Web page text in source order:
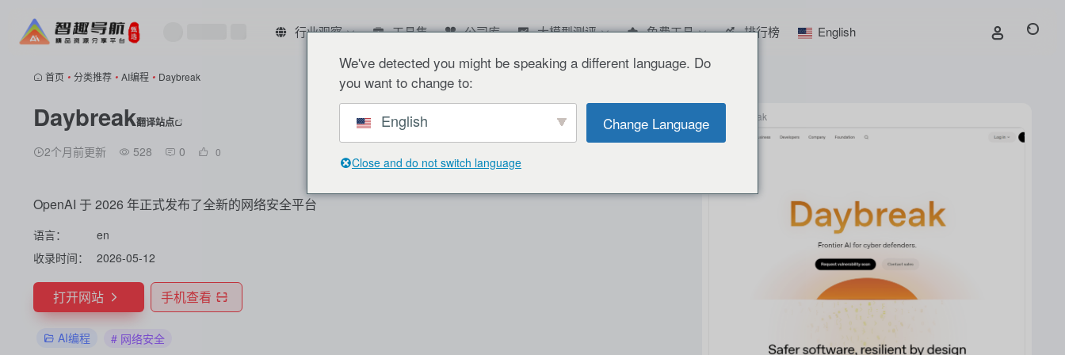
行业观察 工具集 公司库 大模型测评 免费工具 排行榜 English
首页 • 分类推荐 • AI编程 • Daybreak
Daybreak翻译站点
2个月前更新 528 0 0
OpenAI 于 2026 年正式发布了全新的网络安全平台
语言：
en
收录时间：
2026-05-12
打开网站 手机查看
AI编程 # 网络安全
Daybreak
We've detected you might be speaking a different language. Do
you want to change to:
English Change Language
Close and do not switch language